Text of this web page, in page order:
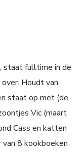
staat fulltime in de
Houdt van
staat op met (de
Vic (maart
Cass en katten
8 kookboeken